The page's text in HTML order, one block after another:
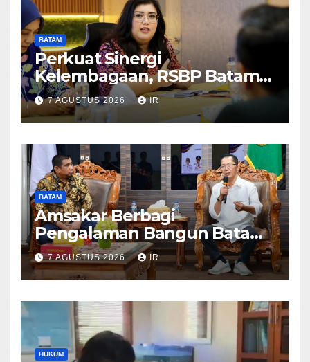
BATAM
Perkuat Sinergi
Kelembagaan, RSBP Batam
dan BPOM Pastikan
Pelayanan dan Ketersediaan
Obat Aman
7 AGUSTUS 2026 IR
BATAM
Amsakar Berbagi
Pengalaman Bangun Batam,
DPRD Dumai Dalami
Pendidikan hingga Investasi
7 AGUSTUS 2026 IR
HUKUM